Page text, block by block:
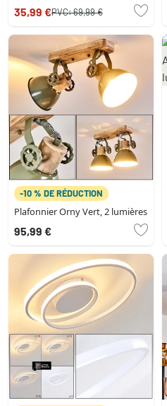
35,99 €PVC:69,99 €
-10 % DE RÉDUCTION
Plafonnier Orny Vert, 2 lumières
95,99 €